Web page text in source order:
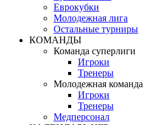
Еврокубки
Молодежная лига
Остальные турниры
КОМАНДЫ
Команда суперлиги
Игроки
Тренеры
Молодежная команда
Игроки
Тренеры
Медперсонал